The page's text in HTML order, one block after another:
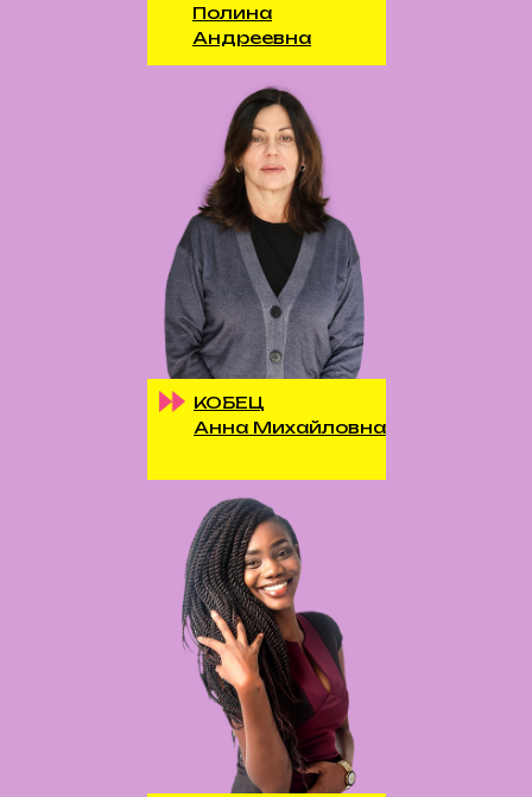
Полина
Андреевна
КОБЕЦ
Анна Михайловна